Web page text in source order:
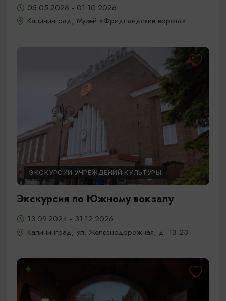
05.05.2026 - 01.10.2026
Калининград, Музей «Фридландские ворота»
ЭКСКУРСИИ УЧРЕЖДЕНИЙ КУЛЬТУРЫ
Экскурсия по Южному вокзалу
13.09.2024 - 31.12.2026
Калининград, ул. Железнодорожная, д. 13-23